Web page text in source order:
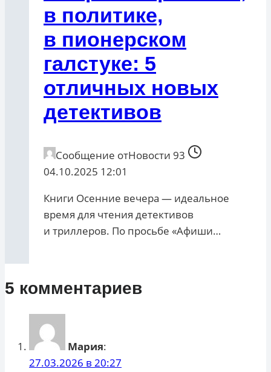
в политике,
в пионерском
галстуке: 5
отличных новых
детективов
Сообщение отНовости 93
04.10.2025 12:01
Книги Осенние вечера — идеальное
время для чтения детективов
и триллеров. По просьбе «Афиши…
5 комментариев
Мария:
27.03.2026 в 20:27